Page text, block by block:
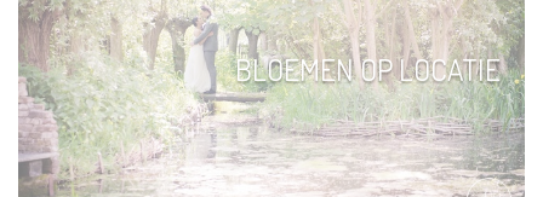
BLOEMEN OP LOCATIE